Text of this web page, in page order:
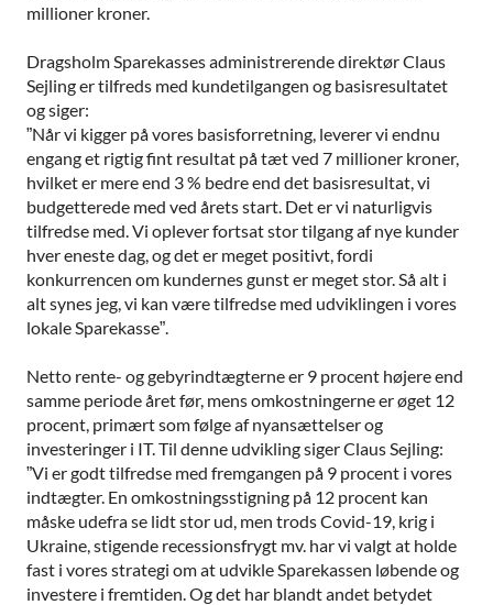
millioner kroner.
Dragsholm Sparekasses administrerende direktør Claus
Sejling er tilfreds med kundetilgangen og basisresultatet
og siger:
”Når vi kigger på vores basisforretning, leverer vi endnu
engang et rigtig fint resultat på tæt ved 7 millioner kroner,
hvilket er mere end 3 % bedre end det basisresultat, vi
budgetterede med ved årets start. Det er vi naturligvis
tilfredse med. Vi oplever fortsat stor tilgang af nye kunder
hver eneste dag, og det er meget positivt, fordi
konkurrencen om kundernes gunst er meget stor. Så alt i
alt synes jeg, vi kan være tilfredse med udviklingen i vores
lokale Sparekasse”.
Netto rente- og gebyrindtægterne er 9 procent højere end
samme periode året før, mens omkostningerne er øget 12
procent, primært som følge af nyansættelser og
investeringer i IT. Til denne udvikling siger Claus Sejling:
”Vi er godt tilfredse med fremgangen på 9 procent i vores
indtægter. En omkostningsstigning på 12 procent kan
måske udefra se lidt stor ud, men trods Covid-19, krig i
Ukraine, stigende recessionsfrygt mv. har vi valgt at holde
fast i vores strategi om at udvikle Sparekassen løbende og
investere i fremtiden. Og det har blandt andet betydet